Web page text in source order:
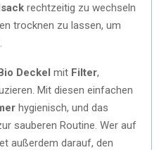
rechtzeitig zu wechseln
trocknen zu lassen, um
Deckel mit Filter,
Mit diesen einfachen
hygienisch, und das
sauberen Routine. Wer auf
außerdem darauf, den